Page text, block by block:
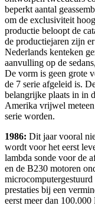
beperkt aantal
om de exclusiviteit
productie beloopt de
de productiejaren zijn
Nederlands kenteken
aanvulling op de
De vorm is geen grote
de 7 serie afgeleid is.
belangrijke plaats in in
Amerika vrijwel
serie worden.
1986: Dit jaar vooral
wordt voor het eerst
lambda sonde voor de
en de B230 motoren
prestaties bij een
eerst meer dan